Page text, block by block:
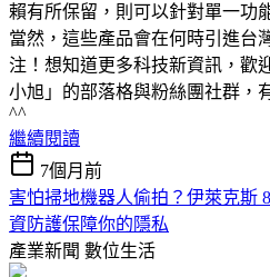
賴有所保留，則可以針對單一功
當然，這些產品會在何時引進台
注！想知道更多科技新資訊，歡
小旭」的部落格與粉絲團社群，
^^
繼續閱讀
7個月前
害怕掃地機器人偷拍？伊萊克斯
資 防護保障你的隱私
產業新聞 數位生活